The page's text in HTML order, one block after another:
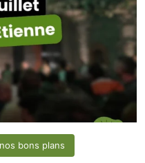
bons plans